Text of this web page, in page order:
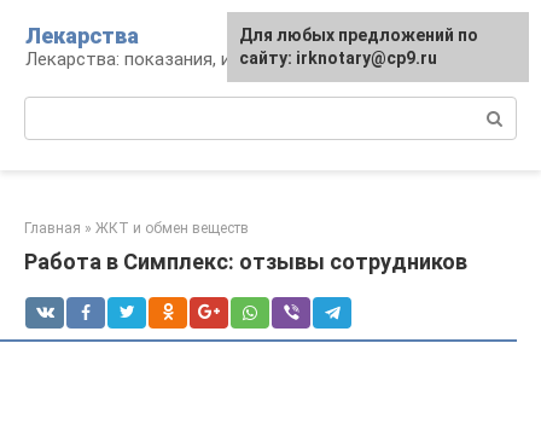
контенту
Лекарства
Лекарства: показания, инструкция, аналоги
Главная » ЖКТ и обмен веществ
Работа в Симплекс: отзывы сотрудников
Для любых предложений по
сайту: irknotary@cp9.ru